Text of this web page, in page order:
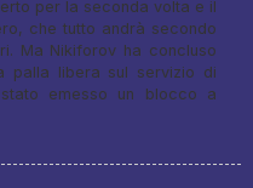
per la seconda volta e il
che tutto andrà secondo
Ma Nikiforov ha concluso
palla libera sul servizio di
emesso un blocco a